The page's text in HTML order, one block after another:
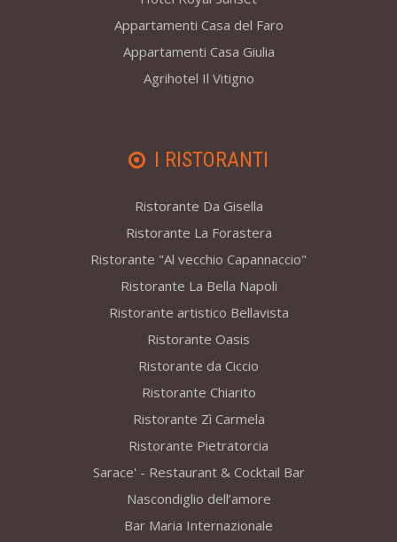
Appartamenti Casa del Faro
Appartamenti Casa Giulia
Agrihotel Il Vitigno
I RISTORANTI
Ristorante Da Gisella
Ristorante La Forastera
Ristorante "Al vecchio Capannaccio"
Ristorante La Bella Napoli
Ristorante artistico Bellavista
Ristorante Oasis
Ristorante da Ciccio
Ristorante Chiarito
Ristorante Zì Carmela
Ristorante Pietratorcia
Sarace' - Restaurant & Cocktail Bar
Nascondiglio dell’amore
Bar Maria Internazionale